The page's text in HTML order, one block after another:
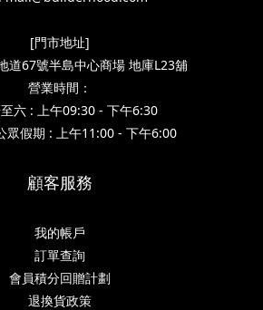
[門市地址]
道67號半島中心商場 地庫L23舖
營業時間：
六 : 上午09:30 - 下午6:30
眾假期 : 上午11:00 - 下午6:00
顧客服務
我的帳戶
訂單查詢
會員積分回贈計劃
退換貨政策